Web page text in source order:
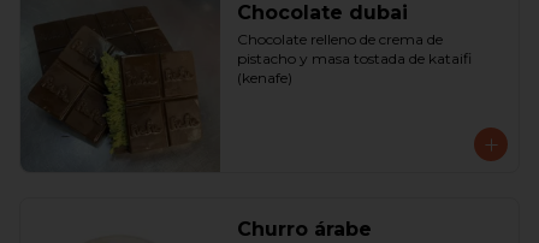
Chocolate dubai
Chocolate relleno de crema de
pistacho y masa tostada de kataifi
(kenafe)
Churro árabe